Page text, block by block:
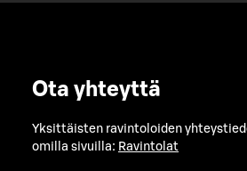
Ota yhteyttä
Yksittäisten ravintoloiden
omilla sivuilla: Ravintolat